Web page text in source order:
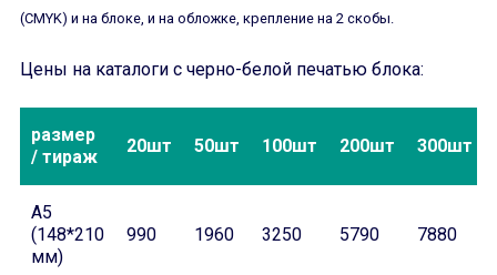
(CMYK) и на блоке, и на обложке, крепление на 2 скобы.
Цены на каталоги с черно-белой печатью блока:
размер
/ тираж
20шт 50шт 100шт 200шт 300шт
А5
(148*210
мм)
990 1960 3250 5790 7880